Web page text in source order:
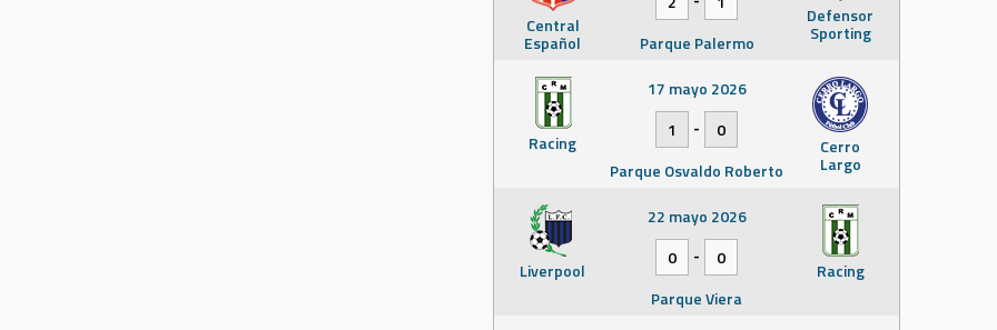
Central
Español
Defensor
Sporting
Parque Palermo
Racing Cerro
Largo
17 mayo 2026
1
-
0
Parque Osvaldo Roberto
Liverpool Racing
22 mayo 2026
0
-
0
Parque Viera